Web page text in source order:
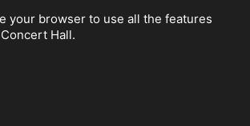
your browser to use all the features
Hall.